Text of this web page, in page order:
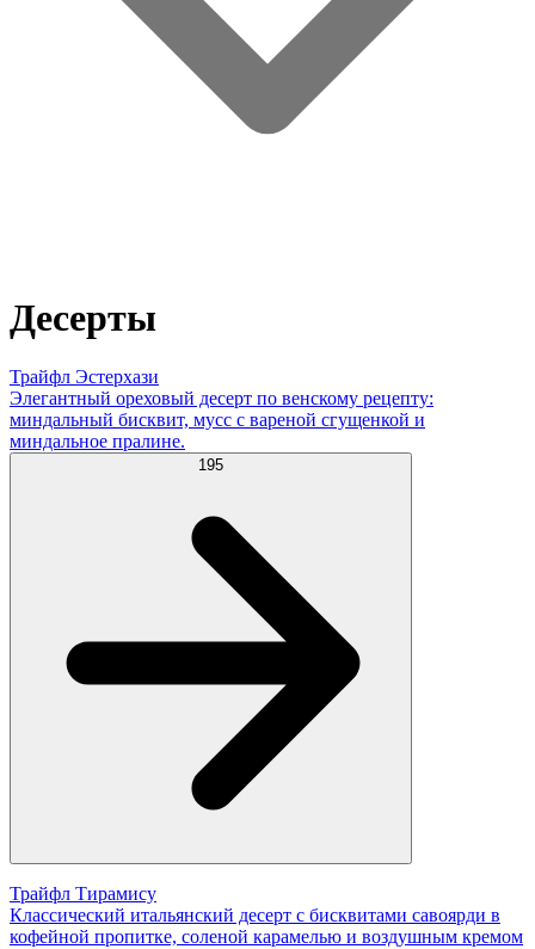
Десерты
Трайфл Эстерхази
Элегантный ореховый десерт по венскому рецепту:
миндальный бисквит, мусс с вареной сгущенкой и
миндальное пралине.
195
Трайфл Тирамису
Классический итальянский десерт с бисквитами савоярди в
кофейной пропитке, соленой карамелью и воздушным кремом